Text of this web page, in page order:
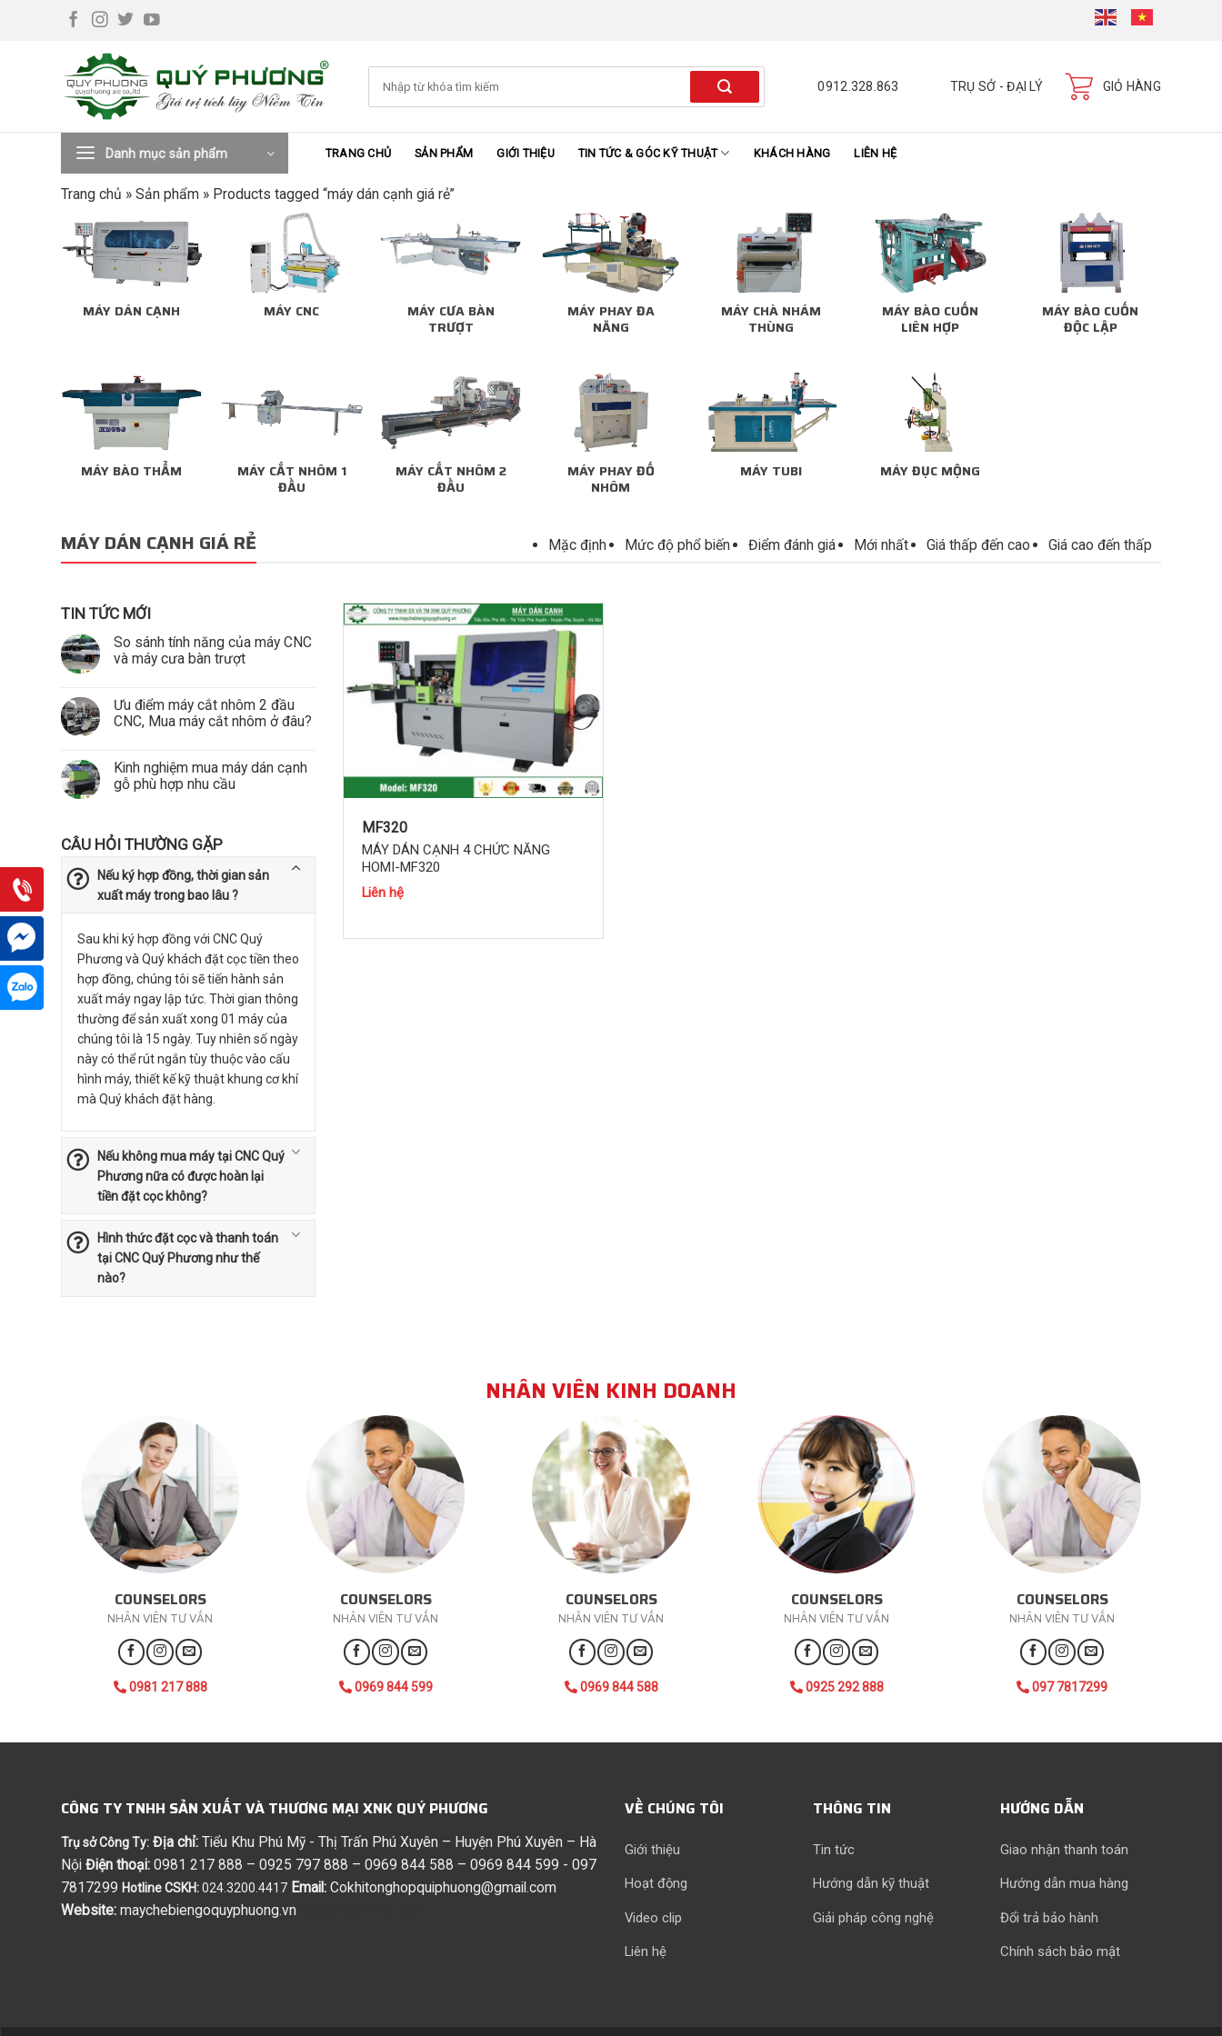
0912.328.863 TRỤ SỞ - ĐẠI LÝ GIỎ HÀNG
Danh mục sản phẩm TRANG CHỦ SẢN PHẨM GIỚI THIỆU TIN TỨC & GÓC KỸ THUẬT KHÁCH HÀNG LIÊN HỆ
Trang chủ » Sản phẩm » Products tagged “máy dán cạnh giá rẻ”
MÁY DÁN CẠNH MÁY CNC
MÁY CƯA BÀN
TRƯỢT
MÁY PHAY ĐA
NĂNG
MÁY CHÀ NHÁM
THÙNG
MÁY BÀO CUỐN
LIÊN HỢP
MÁY BÀO CUỐN
ĐỘC LẬP
MÁY BÀO THẨM
MÁY CẮT NHÔM 1
ĐẦU
MÁY CẮT NHÔM 2
ĐẦU
MÁY PHAY ĐỐ
NHÔM
MÁY TUBI MÁY ĐỤC MỘNG
MÁY DÁN CẠNH GIÁ RẺ Mặc định Mức độ phổ biến Điểm đánh giá Mới nhất Giá thấp đến cao Giá cao đến thấp
TIN TỨC MỚI
So sánh tính năng của máy CNC
và máy cưa bàn trượt
Ưu điểm máy cắt nhôm 2 đầu
CNC, Mua máy cắt nhôm ở đâu?
Kinh nghiệm mua máy dán cạnh
gỗ phù hợp nhu cầu
CÂU HỎI THƯỜNG GẶP
Nếu ký hợp đồng, thời gian sản
xuất máy trong bao lâu ?
Sau khi ký hợp đồng với CNC Quý
Phương và Quý khách đặt cọc tiền theo
hợp đồng, chúng tôi sẽ tiến hành sản
xuất máy ngay lập tức. Thời gian thông
thường để sản xuất xong 01 máy của
chúng tôi là 15 ngày. Tuy nhiên số ngày
này có thể rút ngắn tùy thuộc vào cấu
hình máy, thiết kế kỹ thuật khung cơ khí
mà Quý khách đặt hàng.
Nếu không mua máy tại CNC Quý
Phương nữa có được hoàn lại
tiền đặt cọc không?
Hình thức đặt cọc và thanh toán
tại CNC Quý Phương như thế
nào?
MF320
MÁY DÁN CẠNH 4 CHỨC NĂNG
HOMI-MF320
Liên hệ
NHÂN VIÊN KINH DOANH
COUNSELORS
NHÂN VIÊN TƯ VẤN
0981 217 888
COUNSELORS
NHÂN VIÊN TƯ VẤN
0969 844 599
COUNSELORS
NHÂN VIÊN TƯ VẤN
0969 844 588
COUNSELORS
NHÂN VIÊN TƯ VẤN
0925 292 888
COUNSELORS
NHÂN VIÊN TƯ VẤN
097 7817299
CÔNG TY TNHH SẢN XUẤT VÀ THƯƠNG MẠI XNK QUÝ PHƯƠNG
Trụ sở Công Ty: Địa chỉ: Tiểu Khu Phú Mỹ - Thị Trấn Phú Xuyên – Huyện Phú Xuyên – Hà
Nội Điện thoại: 0981 217 888 – 0925 797 888 – 0969 844 588 – 0969 844 599 - 097
7817299 Hotline CSKH:024.3200.4417 Email: Cokhitonghopquiphuong@gmail.com
Website: maychebiengoquyphuong.vn
VỀ CHÚNG TÔI
Giới thiệu
Hoạt động
Video clip
Liên hệ
THÔNG TIN
Tin tức
Hướng dẫn kỹ thuật
Giải pháp công nghệ
HƯỚNG DẪN
Giao nhận thanh toán
Hướng dẫn mua hàng
Đổi trả bảo hành
Chính sách bảo mật